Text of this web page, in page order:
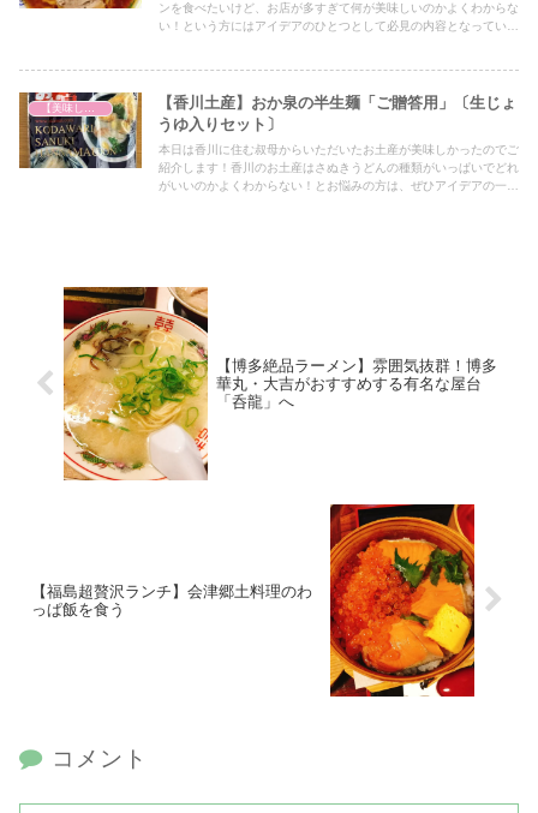
ンを食べたいけど、お店が多すぎて何が美味しいのかよくわからな
い！という方にはアイデアのひとつとして必見の内容となっていま
【美味しいは正義】
【香川土産】おか泉の半生麺「ご贈答用」〔生じょ
うゆ入りセット〕
本日は香川に住む叔母からいただいたお土産が美味しかったのでご
紹介します！香川のお土産はさぬきうどんの種類がいっぱいでどれ
がいいのかよくわからない！とお悩みの方は、ぜひアイデアの一つ
【博多絶品ラーメン】雰囲気抜群！博多
華丸・大吉がおすすめする有名な屋台
「呑龍」へ
【福島超贅沢ランチ】会津郷土料理のわ
っぱ飯を食う
コメント